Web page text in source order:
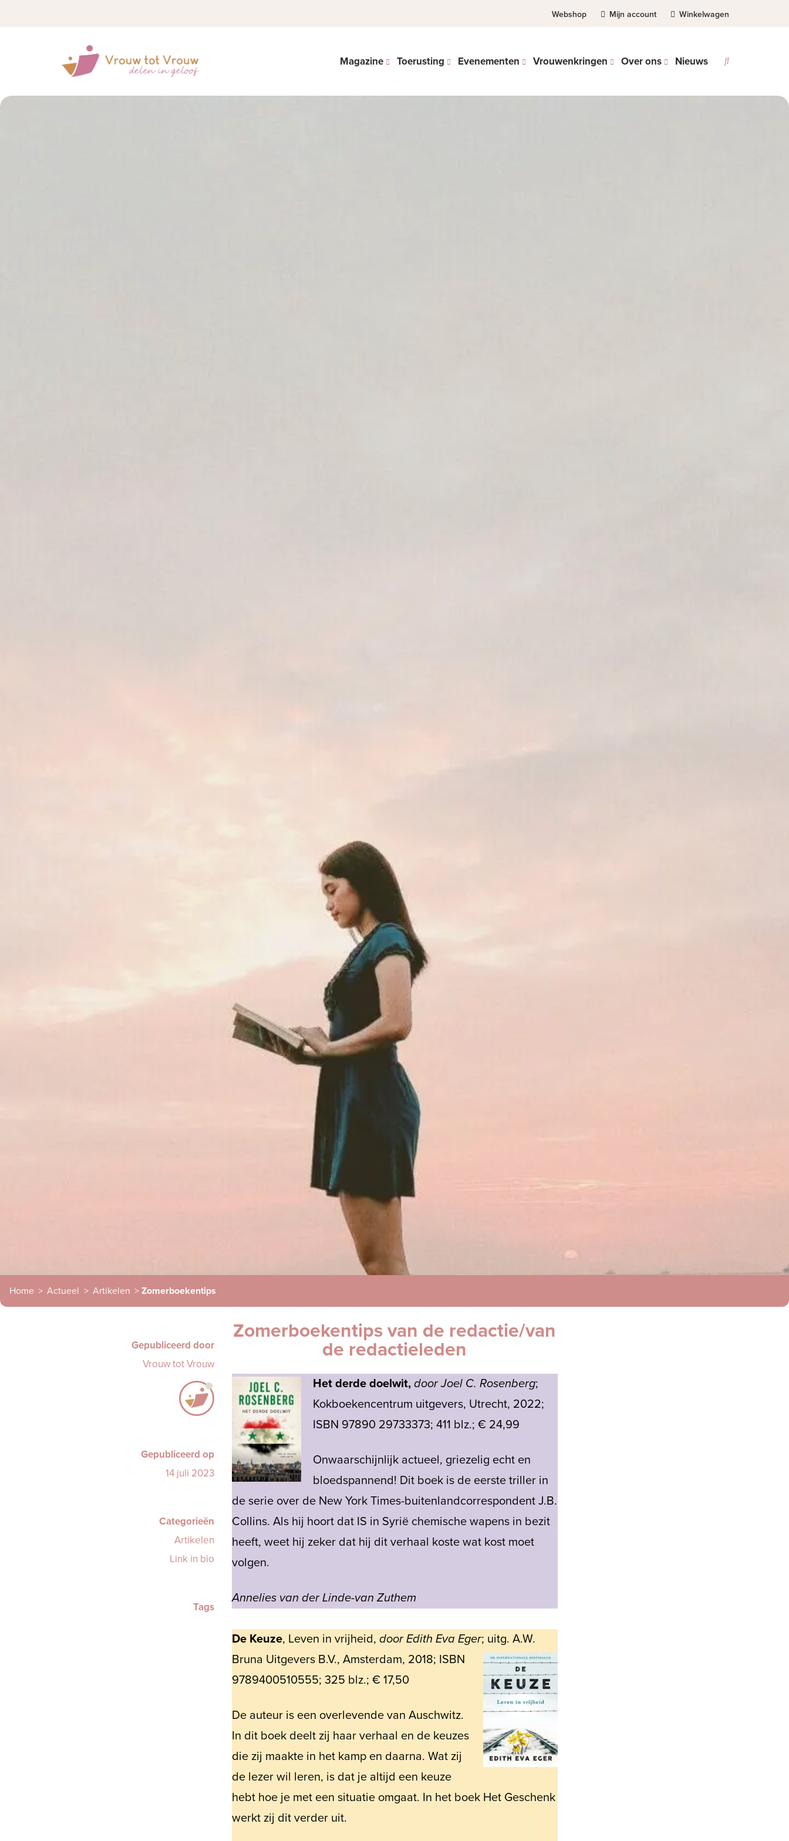
Webshop Mijn account Winkelwagen
Magazine Toerusting Evenementen Vrouwenkringen Over ons Nieuws
Home > Actueel > Artikelen > Zomerboekentips
Gepubliceerd door
Vrouw tot Vrouw
Gepubliceerd op
14 juli 2023
Categorieën
Artikelen
Link in bio
Tags
Zomerboekentips van de redactie/van
de redactieleden
Het derde doelwit, door Joel C. Rosenberg;
Kokboekencentrum uitgevers, Utrecht, 2022;
ISBN 97890 29733373; 411 blz.; € 24,99
Onwaarschijnlijk actueel, griezelig echt en
bloedspannend! Dit boek is de eerste triller in
de serie over de New York Times-buitenlandcorrespondent J.B.
Collins. Als hij hoort dat IS in Syrië chemische wapens in bezit
heeft, weet hij zeker dat hij dit verhaal koste wat kost moet
volgen.
Annelies van der Linde-van Zuthem
De Keuze, Leven in vrijheid, door Edith Eva Eger; uitg. A.W.
Bruna Uitgevers B.V., Amsterdam, 2018; ISBN
9789400510555; 325 blz.; € 17,50
De auteur is een overlevende van Auschwitz.
In dit boek deelt zij haar verhaal en de keuzes
die zij maakte in het kamp en daarna. Wat zij
de lezer wil leren, is dat je altijd een keuze
hebt hoe je met een situatie omgaat. In het boek Het Geschenk
werkt zij dit verder uit.